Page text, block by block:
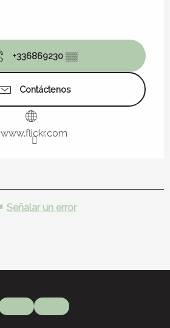
+336869230 ▒▒
Contáctenos
www.flickr.com
Señalar un error